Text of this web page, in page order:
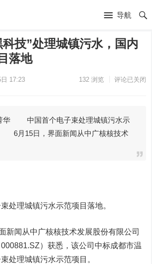
导航
技”处理城镇污水，国内
落地
17:23 132浏览 评论已关闭
中国首个电子束处理城镇污水示
6月15日，界面新闻从中广核核技术
处理城镇污水示范项目落地。
新闻 从中广核核技术发展股份有限公司
000881.SZ）获悉，该公司中标成都市温
处理城镇污水示范项目 。